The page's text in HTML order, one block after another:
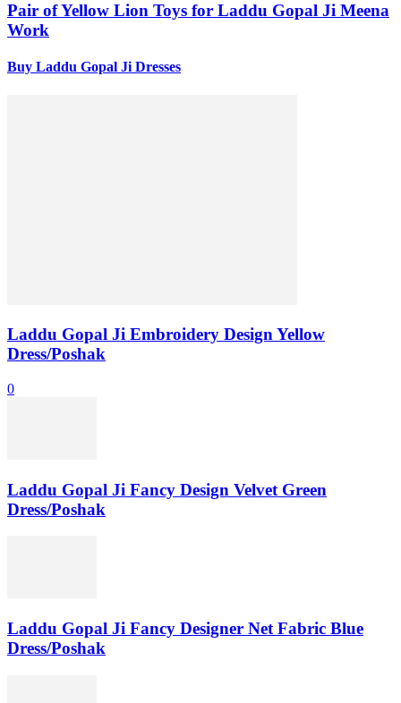
Pair of Yellow Lion Toys for Laddu Gopal Ji Meena
Work
Buy Laddu Gopal Ji Dresses
Laddu Gopal Ji Embroidery Design Yellow
Dress/Poshak
0
Laddu Gopal Ji Fancy Design Velvet Green
Dress/Poshak
Laddu Gopal Ji Fancy Designer Net Fabric Blue
Dress/Poshak